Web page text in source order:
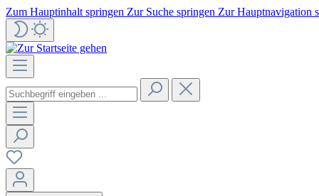
Zum Hauptinhalt springen Zur Suche springen Zur Hauptnavigation